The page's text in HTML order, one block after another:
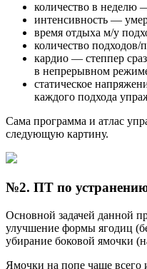
количество в неделю
интенсивность —
время отдыха м/у
количество
кардио — степпер
в непрерывном
статическое
каждого подхода
Сама программа и атлас
следующую картину.
№2. ПТ по
Основной задачей данной
улучшение формы ягодиц
убирание боковой ямочки
Ямочки на попе чаще